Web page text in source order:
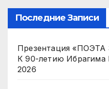
Последние Записи
Презентация
К 90-летию Ибрагима
2026